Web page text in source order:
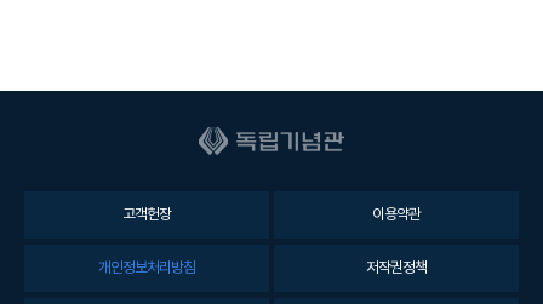
고객헌장 이용약관
개인정보처리방침 저작권정책